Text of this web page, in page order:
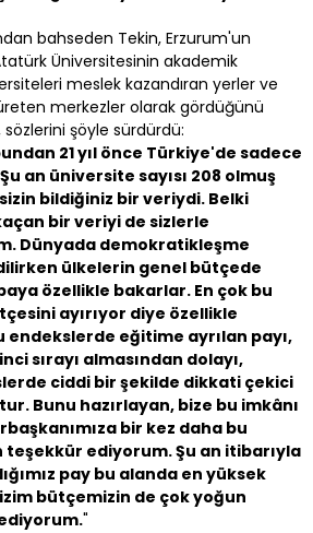
bahseden Tekin, Erzurum'un
Üniversitesinin akademik
meslek kazandıran yerler ve
merkezler olarak gördüğünü
şöyle sürdürdü:
21 yıl önce Türkiye'de sadece
an üniversite sayısı 208 olmuş
bildiğiniz bir veriydi. Belki
bir veriyi de sizlerle
Dünyada demokratikleşme
ülkelerin genel bütçede
özellikle bakarlar. En çok bu
ayırıyor diye özellikle
eğitime ayrılan payı,
sırayı almasından dolayı,
ciddi bir şekilde dikkati çekici
Bunu hazırlayan, bize bu imkânı
bir kez daha bu
ediyorum. Şu an itibarıyla
pay bu alanda en yüksek
bütçemizin de çok yoğun
"